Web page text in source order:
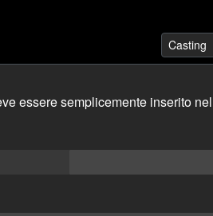
essere semplicemente inserito